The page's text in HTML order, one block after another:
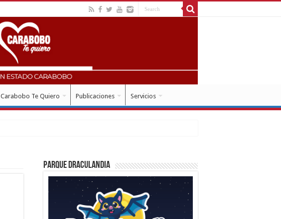
Carabobo Te Quiero Publicaciones Servicios
Parque Draculandia